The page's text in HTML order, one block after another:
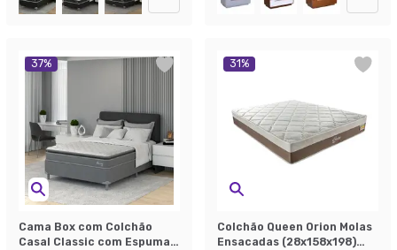
37%
Cama Box com Colchão
Casal Classic com Espuma
31%
Colchão Queen Orion Molas
Ensacadas (28x158x198)